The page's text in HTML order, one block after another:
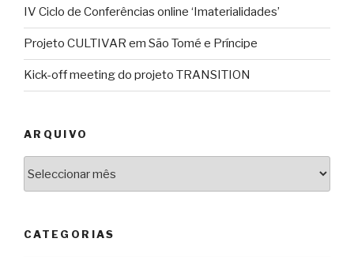
IV Ciclo de Conferências online ‘Imaterialidades’
Projeto CULTIVAR em São Tomé e Príncipe
Kick-off meeting do projeto TRANSITION
ARQUIVO
CATEGORIAS